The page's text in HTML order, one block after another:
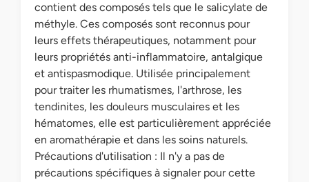
contient des composés tels que le salicylate de
méthyle. Ces composés sont reconnus pour
leurs effets thérapeutiques, notamment pour
leurs propriétés anti-inflammatoire, antalgique
et antispasmodique. Utilisée principalement
pour traiter les rhumatismes, l'arthrose, les
tendinites, les douleurs musculaires et les
hématomes, elle est particulièrement appréciée
en aromathérapie et dans les soins naturels.
Précautions d'utilisation : Il n'y a pas de
précautions spécifiques à signaler pour cette